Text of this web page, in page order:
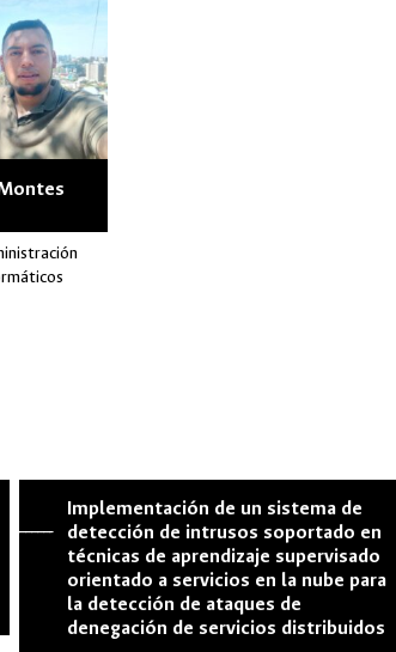
Implementación de un sistema de
detección de intrusos soportado en
técnicas de aprendizaje supervisado
orientado a servicios en la nube para
la detección de ataques de
denegación de servicios distribuidos
--------------